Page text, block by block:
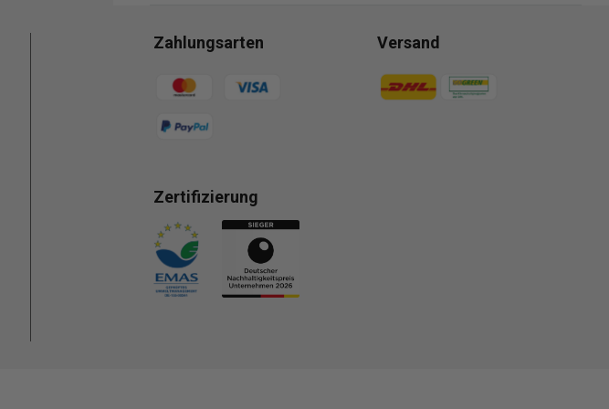
Zahlungsarten
Zahlungsmethoden
Versand
Zahlungsmethoden
Zertifizierung
Zahlungsmethoden